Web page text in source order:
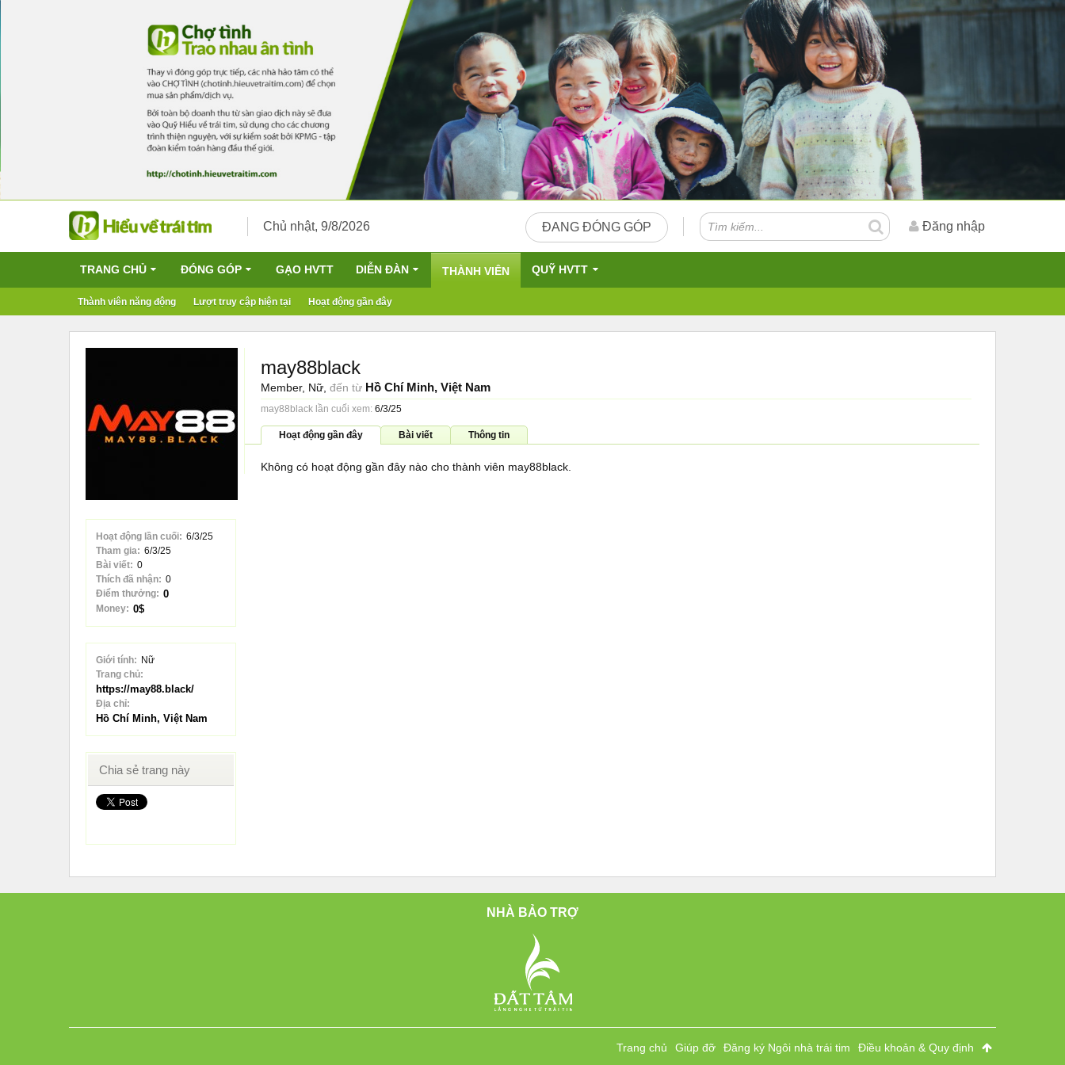
Chủ nhật, 9/8/2026 ĐANG ĐÓNG GÓP Đăng nhập
TRANG CHỦ ĐÓNG GÓP GẠO HVTT DIỄN ĐÀN THÀNH VIÊN
Thành viên năng động Lượt truy cập hiện tại Hoạt động gần đây
QUỸ HVTT
Hoạt động lần cuối: 6/3/25
Tham gia: 6/3/25
Bài viết: 0
Thích đã nhận: 0
Điểm thưởng: 0
Money: 0$
Giới tính: Nữ
Trang chủ:
https://may88.black/
Địa chỉ:
Hồ Chí Minh, Việt Nam
Chia sẻ trang này
may88black
Member, Nữ, đến từ Hồ Chí Minh, Việt Nam
may88black lần cuối xem: 6/3/25
Hoạt động gần đây Bài viết Thông tin
Không có hoạt động gần đây nào cho thành viên may88black.
NHÀ BẢO TRỢ
Trang chủ Giúp đỡ Đăng ký Ngôi nhà trái tim Điều khoản & Quy định